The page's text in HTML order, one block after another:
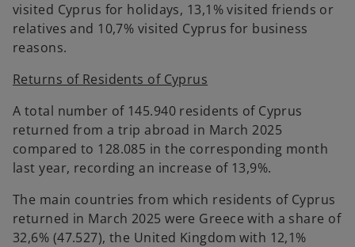
visited Cyprus for holidays, 13,1% visited friends or
relatives and 10,7% visited Cyprus for business
reasons.
Returns of Residents of Cyprus
A total number of 145.940 residents of Cyprus
returned from a trip abroad in March 2025
compared to 128.085 in the corresponding month
last year, recording an increase of 13,9%.
The main countries from which residents of Cyprus
returned in March 2025 were Greece with a share of
32,6% (47.527), the United Kingdom with 12,1%